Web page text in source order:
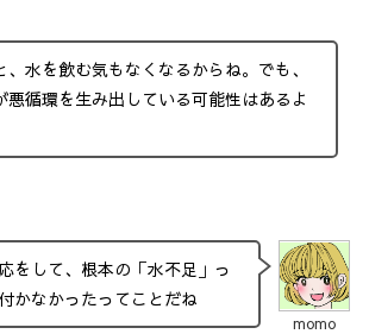
、水を飲む気もなくなるからね。でも、
悪循環を生み出している可能性はあるよ
momo
をして、根本の「水不足」っ
かなかったってことだね